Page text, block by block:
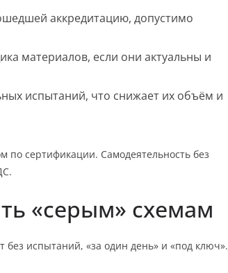
аккредитацию, допустимо
материалов, если они актуальны и
испытаний, что снижает их объём и
по сертификации. Самодеятельность без
«серым» схемам
испытаний, «за один день» и «под ключ».